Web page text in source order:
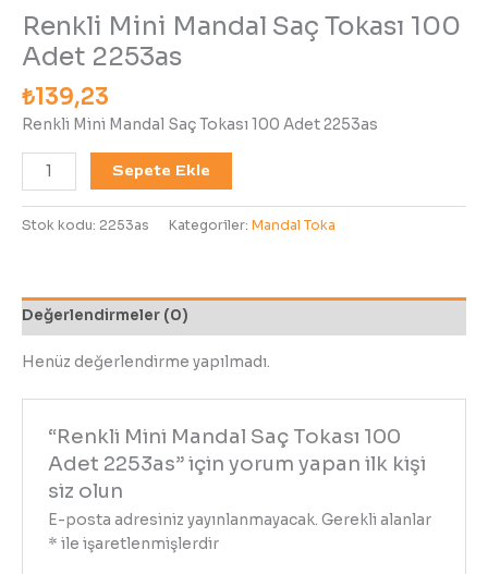
Renkli Mini Mandal Saç Tokası 100
Adet 2253as
₺139,23
Renkli Mini Mandal Saç Tokası 100 Adet 2253as
Sepete Ekle
Stok kodu: 2253as Kategoriler: Mandal Toka
Değerlendirmeler (0)
Henüz değerlendirme yapılmadı.
“Renkli Mini Mandal Saç Tokası 100
Adet 2253as” için yorum yapan ilk kişi
siz olun
E-posta adresiniz yayınlanmayacak. Gerekli alanlar
* ile işaretlenmişlerdir